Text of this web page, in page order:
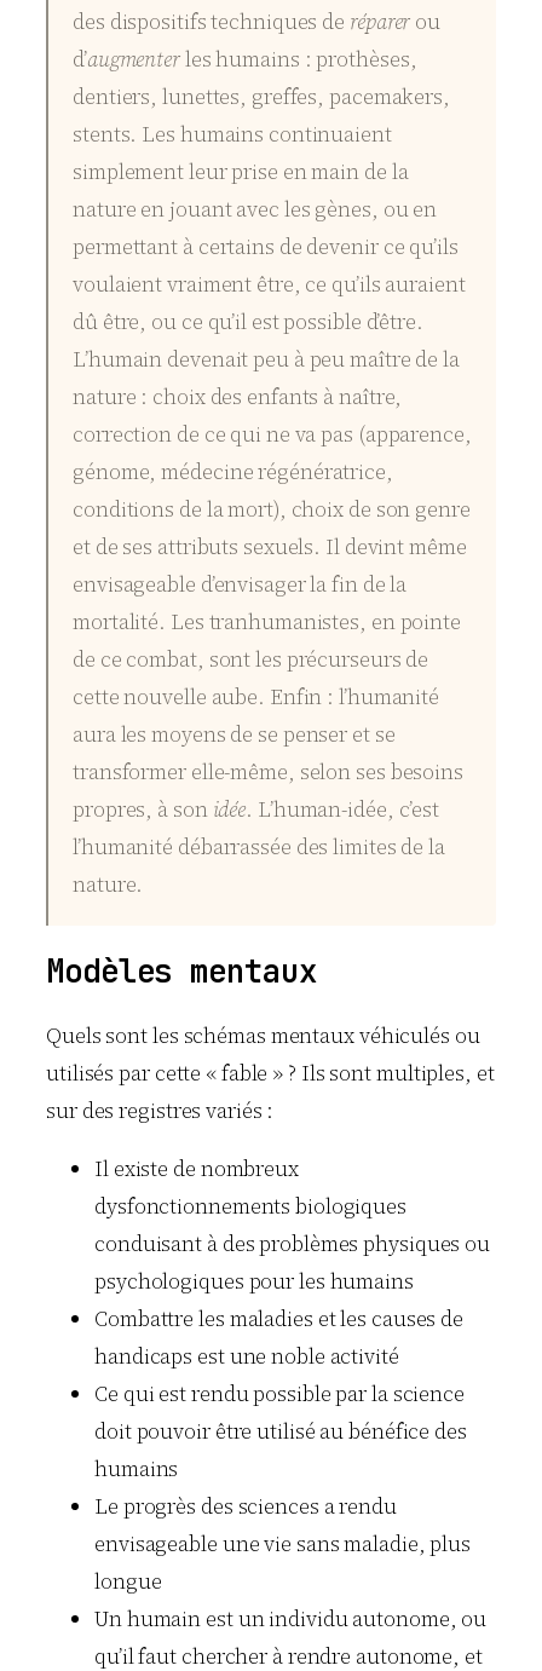
des dispositifs techniques de réparer ou
d’augmenterles humains : prothèses,
dentiers, lunettes, greffes, pacemakers,
stents. Les humains continuaient
simplement leur prise en main de la
nature en jouant avec les gènes, ou en
permettant à certains de devenir ce qu’ils
voulaient vraiment être, ce qu’ils auraient
dû être, ou ce qu’il est possible d’être.
L’humain devenait peu à peu maître de la
nature : choix des enfants à naître,
correction de ce qui ne va pas (apparence,
génome, médecine régénératrice,
conditions de la mort), choix de son genre
et de ses attributs sexuels. Il devint même
envisageable d’envisager la fin de la
mortalité. Les tranhumanistes, en pointe
de ce combat, sont les précurseurs de
cette nouvelle aube. Enfin : l’humanité
aura les moyens de se penser et se
transformer elle-même, selon ses besoins
propres, à son idée. L’human-idée, c’est
l’humanité débarrassée des limites de la
nature.
Modèles mentaux
Quels sont les schémas mentaux véhiculés ou
utilisés par cette « fable » ? Ils sont multiples, et
sur des registres variés :
Il existe de nombreux
dysfonctionnements biologiques
conduisant à des problèmes physiques ou
psychologiques pour les humains
Combattre les maladies et les causes de
handicaps est une noble activité
Ce qui est rendu possible par la science
doit pouvoir être utilisé au bénéfice des
humains
Le progrès des sciences a rendu
envisageable une vie sans maladie, plus
longue
Un humain est un individu autonome, ou
qu’il faut chercher à rendre autonome, et